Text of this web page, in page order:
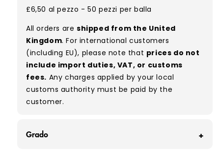
£6,50 al pezzo - 50 pezzi per balla
All orders are shipped from the United
Kingdom. For international customers
(including EU), please note that prices do not
include import duties, VAT, or customs
fees. Any charges applied by your local
customs authority must be paid by the
customer.
Grado